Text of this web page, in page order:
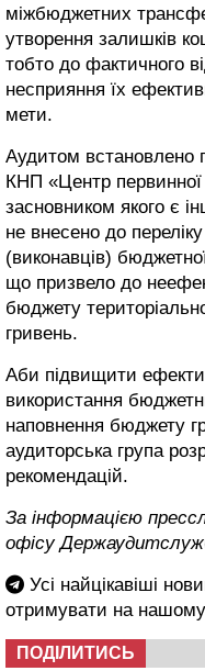
міжбюджетних
утворення залишків
тобто до фактичного
несприяння їх
мети.
Аудитом встановлено
КНП «Центр первинної
засновником якого є
не внесено до
(виконавців)
що призвело до
бюджету
гривень.
Аби підвищити
використання
наповнення бюджету
аудиторська група
рекомендацій.
За інформацією
офісу
Усі найцікавіші
отримувати на нашому
ПОДІЛИТИСЬ